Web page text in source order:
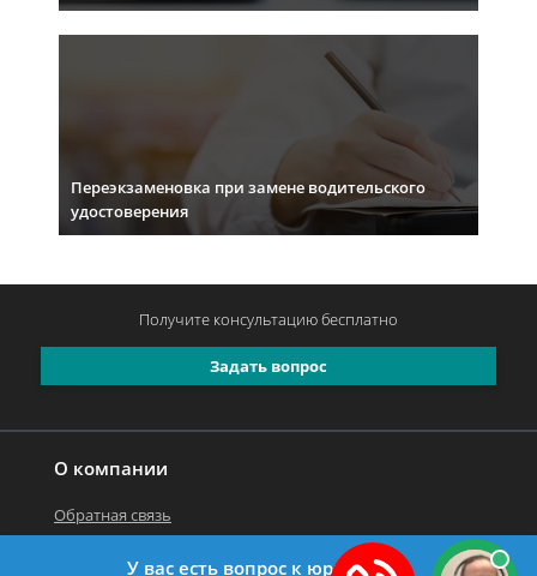
Переэкзаменовка при замене водительского
удостоверения
О компании
Обратная связь
Задать вопрос
Получите консультациюбесплатно
У вас есть вопрос к юристу?